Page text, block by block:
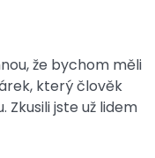
že bychom měli
který člověk
jste už lidem